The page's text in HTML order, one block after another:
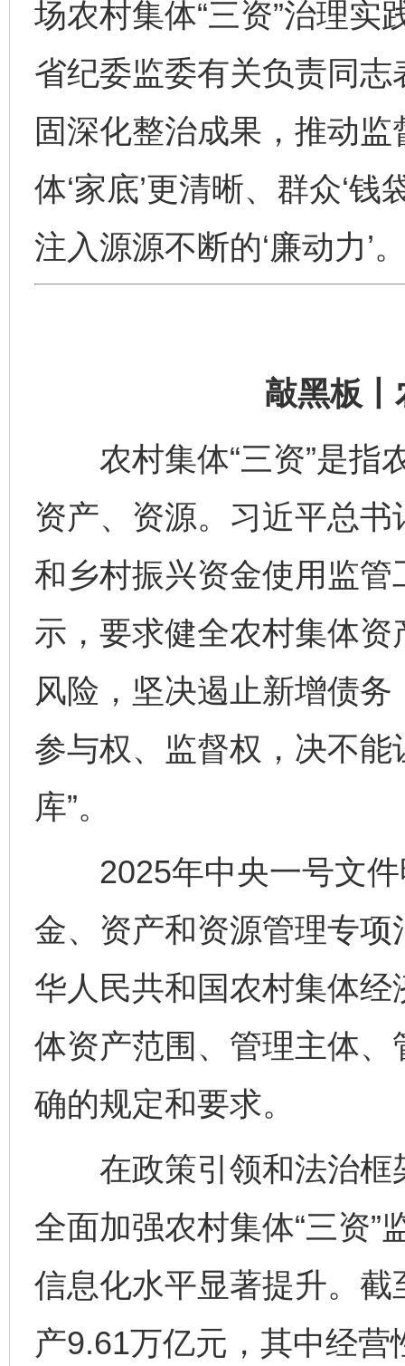
场农村集体“三资”治理实
省纪委监委有关负责同志
固深化整治成果，推动
体‘家底’更清晰、群众‘
注入源源不断的‘廉动力’
敲黑板丨
农村集体“三资”是指
资产、资源。习近平总书
和乡村振兴资金使用监
示，要求健全农村集体
风险，坚决遏止新增债
参与权、监督权，决不能
库”。
2025年中央一号文件
金、资产和资源管理专项
华人民共和国农村集体
体资产范围、管理主体
确的规定和要求。
在政策引领和法治框
全面加强农村集体“三资
信息化水平显著提升。
产9.61万亿元，其中经
完善运行机制助力责任有效落实 一纸欠
东山县通报“牛蛙产品抗生素超标问题” 法
千年窑火 生生不息 一